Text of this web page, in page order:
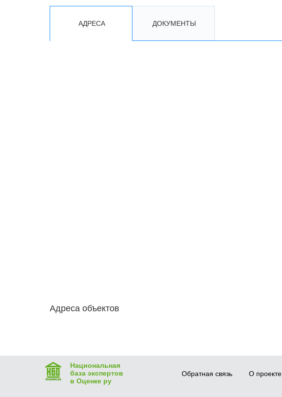
АДРЕСА ДОКУМЕНТЫ
Адреса объектов
Национальная
база экспертов
в Оценке ру
Обратная связь О проекте